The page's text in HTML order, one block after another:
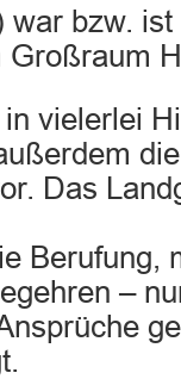
war bzw.
vielerlei
Das
Berufung,
–